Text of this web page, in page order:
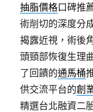
抽脂價格口碑推
術削切的深度分
揭露近視，術後
頭頸部恢復生理
了回饋的通馬桶
供交流平台的創
精選台北融資二